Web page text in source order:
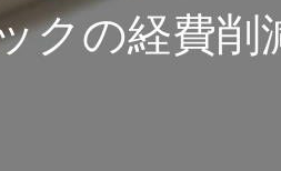
クの経費